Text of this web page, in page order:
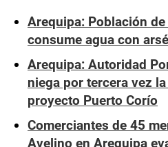
Arequipa: Población
consume agua con
Arequipa: Autoridad
niega por tercera vez
proyecto Puerto Corío
Comerciantes de 45
Avelino en Arequipa